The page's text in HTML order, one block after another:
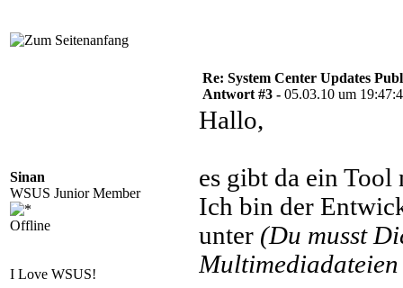
Sinan
WSUS Junior Member
Offline
I Love WSUS!
Re: System Center Updates
Antwort #3 - 05.03.10 um
Hallo,
es gibt da ein Tool
Ich bin der
unter (Du musst